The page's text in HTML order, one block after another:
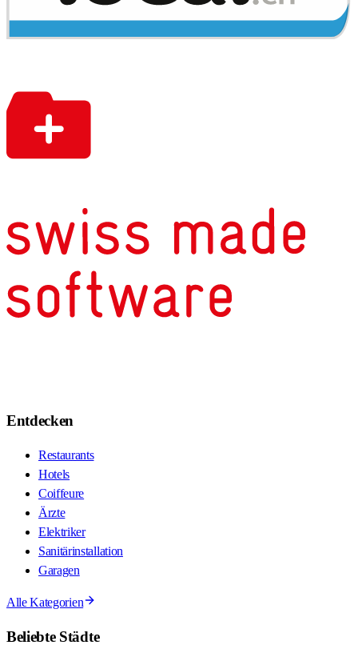
Entdecken
Restaurants
Hotels
Coiffeure
Ärzte
Elektriker
Sanitärinstallation
Garagen
Alle Kategorien
Beliebte Städte